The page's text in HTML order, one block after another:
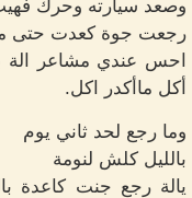
وصعد سيارته وحرك
رجعت جوة كعدت حتى
احس عندي مشاعر
أكل ماأكدر اكل.
وما رجع لحد ثاني يوم
بالليل كلش لنومة
يالة رجع جنت كاعدة